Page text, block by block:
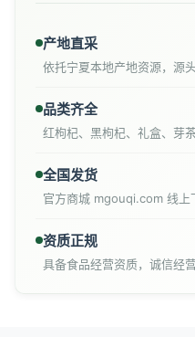
产地直采
依托宁夏本地产地资源，源
品类齐全
红枸杞、黑枸杞、礼盒、芽
全国发货
官方商城 mgouqi.com 线上
资质正规
具备食品经营资质，诚信经